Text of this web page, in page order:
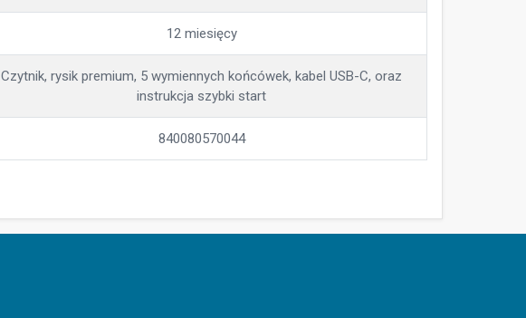
12 miesięcy
Czytnik, rysik premium, 5 wymiennych końcówek, kabel USB-C, oraz
instrukcja szybki start
840080570044